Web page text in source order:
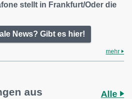
stellt in Frankfurt/Oder die
News? Gibt es hier!
mehr
aus
Alle